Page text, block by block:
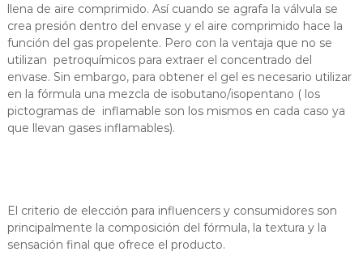
llena de aire comprimido. Así cuando se agrafa la válvula se
crea presión dentro del envase y el aire comprimido hace la
función del gas propelente. Pero con la ventaja que no se
utilizan petroquímicos para extraer el concentrado del
envase. Sin embargo, para obtener el gel es necesario utilizar
en la fórmula una mezcla de isobutano/isopentano ( los
pictogramas de inflamable son los mismos en cada caso ya
que llevan gases inflamables).
El criterio de elección para influencers y consumidores son
principalmente la composición del fórmula, la textura y la
sensación final que ofrece el producto.